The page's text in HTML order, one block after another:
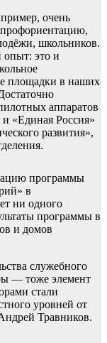
очень
школьников.
опыт: это и
площадки в наших
аппаратов
и «Единая Россия»
развития»,
программы
в
ни одного
программы в
и домов
служебного
— тоже элемент
стали
уровней от
Травников.